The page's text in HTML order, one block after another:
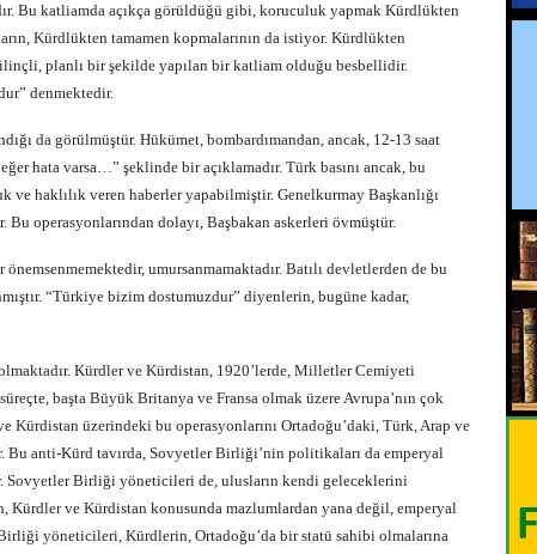
Bu katliamda açıkça görüldüğü gibi, koruculuk yapmak Kürdlükten
Kürdlükten tamamen kopmalarının da istiyor. Kürdlükten
planlı bir şekilde yapılan bir katliam olduğu besbellidir.
denmektedir.
da görülmüştür. Hükümet, bombardımandan, ancak, 12-13 saat
hata varsa…” şeklinde bir açıklamadır. Türk basını ancak, bu
ve haklılık veren haberler yapabilmiştir. Genelkurmay Başkanlığı
Bu operasyonlarından dolayı, Başbakan askerleri övmüştür.
umursanmamaktadır. Batılı devletlerden de bu
“Türkiye bizim dostumuzdur” diyenlerin, bugüne kadar,
Kürdler ve Kürdistan, 1920’lerde, Milletler Cemiyeti
başta Büyük Britanya ve Fransa olmak üzere Avrupa’nın çok
üzerindeki bu operasyonlarını Ortadoğu’daki, Türk, Arap ve
anti-Kürd tavırda, Sovyetler Birliği’nin politikaları da emperyal
Sovyetler Birliği yöneticileri de, ulusların kendi geleceklerini
Kürdler ve Kürdistan konusunda mazlumlardan yana değil, emperyal
yöneticileri, Kürdlerin, Ortadoğu’da bir statü sahibi olmalarına